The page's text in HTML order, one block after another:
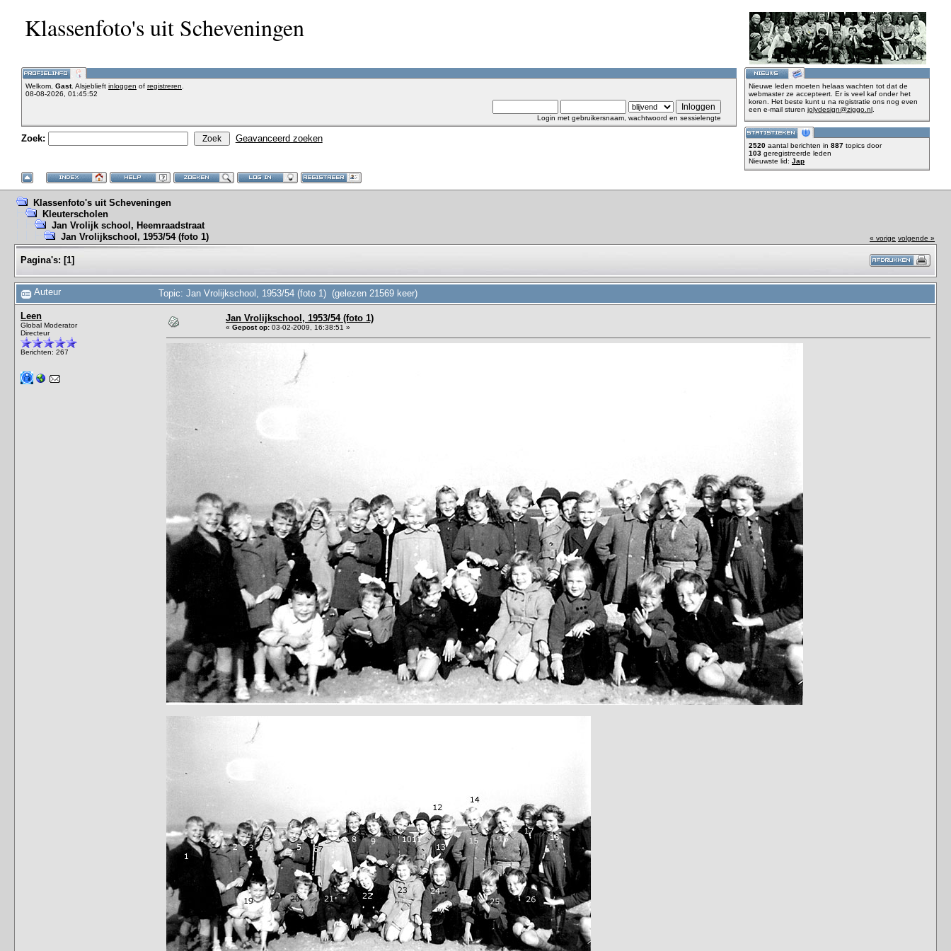
Klassenfoto's uit Scheveningen
Welkom, Gast. Alsjeblieft inloggen of registreren
08-08-2026, 01:45:52
Login met gebruikersnaam, wachtwoord en sessielengte
Zoek: Geavanceerd zoeken
Nieuwe leden moeten helaas wachten tot dat de
webmaster ze accepteert. Er is veel kaf onder het
koren. Het beste kunt u na registratie ons nog even
een e-mail sturen jolydesign@ziggo.nl
2520 aantal berichten in 887 topics door
103 geregistreerde leden
Nieuwste lid: Jap
Klassenfoto's uit Scheveningen
Kleuterscholen
Jan Vrolijk school, Heemraadstraat
Jan Vrolijkschool, 1953/54 (foto 1)
« vorige volgende »
Pagina's: [1]
Auteur Topic: Jan Vrolijkschool, 1953/54 (foto 1) (gelezen 21569 keer)
Leen
Global Moderator
Directeur
Berichten: 267
Jan Vrolijkschool, 1953/54 (foto 1)
« Gepost op: 03-02-2009, 16:38:51 »